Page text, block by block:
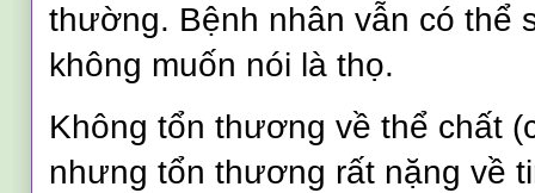
thường. Bệnh nhân vẫn có thể
không muốn nói là thọ.
Không tổn thương về thể chất
nhưng tổn thương rất nặng về